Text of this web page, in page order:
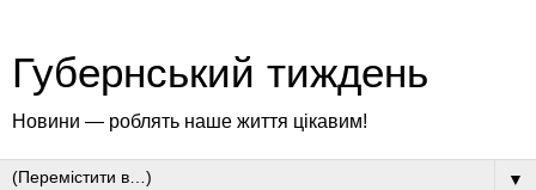
Губернський тиждень
Новини — роблять наше життя цікавим!
▼